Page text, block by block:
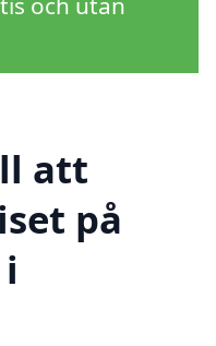
att
på